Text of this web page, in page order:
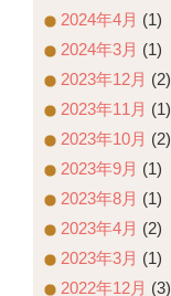
2024年4月 (1)
2024年3月 (1)
2023年12月 (2)
2023年11月 (1)
2023年10月 (2)
2023年9月 (1)
2023年8月 (1)
2023年4月 (2)
2023年3月 (1)
2022年12月 (3)